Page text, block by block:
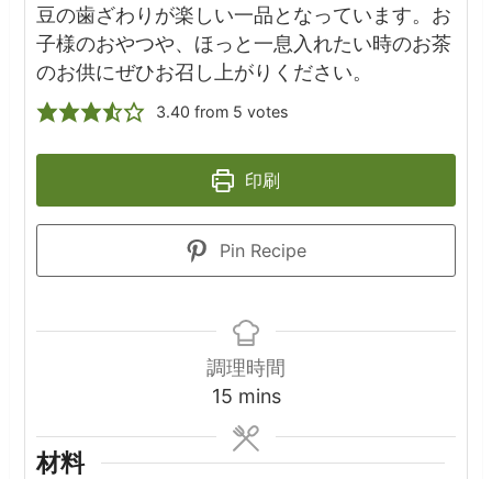
豆の歯ざわりが楽しい一品となっています。お
子様のおやつや、ほっと一息入れたい時のお茶
のお供にぜひお召し上がりください。
3.40 from 5 votes
印刷
Pin Recipe
調理時間
15minutes
mins
材料